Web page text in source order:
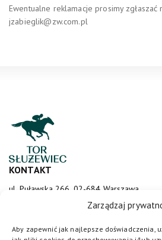
Zarządzaj
Aby zapewnić jak najlepsze doświadczenia,
Ewentualne reklamacje prosimy zgłaszać
jzabieglik@zw.com.pl
KONTAKT
ul. Puławska 266, 02-684 Warszawa
sluzewiec@totalizator.pl
KONTAKT DLA MEDIÓW